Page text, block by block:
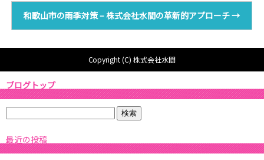
和歌山市の雨季対策 – 株式会社水間の革新的アプローチ→
Copyright (C) 株式会社水間
ブログトップ
最近の投稿